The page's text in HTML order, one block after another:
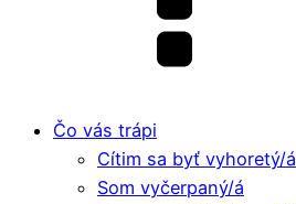
Čo vás trápi
Cítim sa byť vyhoretý/á
Som vyčerpaný/á